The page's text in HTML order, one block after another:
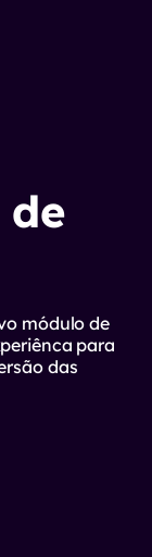
módulo de
para
das